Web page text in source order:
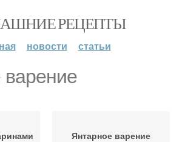
РЕЦЕПТЫ
новости статьи
Янтарное варение